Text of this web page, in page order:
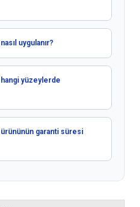
uygulanır?
hangi yüzeylerde
ürününün garanti süresi